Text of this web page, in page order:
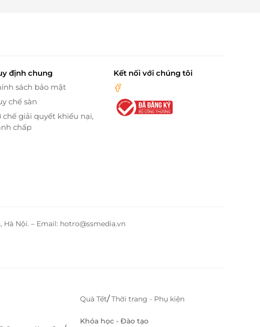
kỳ
định chung
sách bảo mật
chế sàn
chế giải quyết khiếu nại,
chấp
Kết nối với chúng tôi
Hà Nội. – Email: hotro@ssmedia.vn
Quà Tết/Thời trang - Phụ kiện
Khóa học - Đào tạo